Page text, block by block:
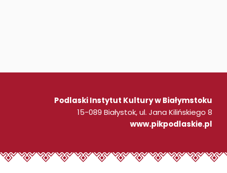
Podlaski Instytut Kultury w Białymstoku
15-089 Białystok, ul. Jana Kilińskiego 8
www.pikpodlaskie.pl